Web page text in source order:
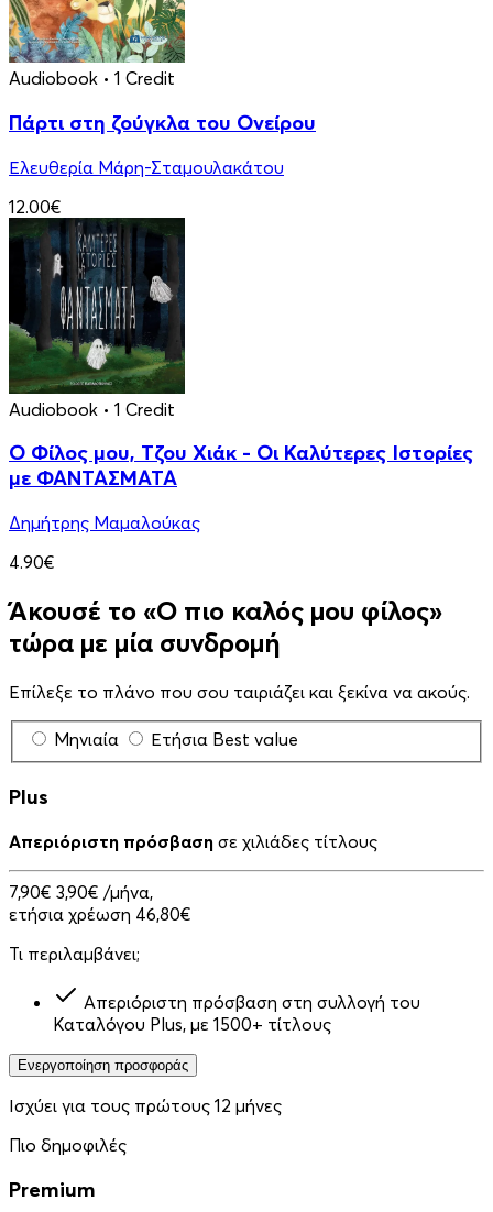
Audiobook • 1 Credit
Πάρτι στη ζούγκλα του Ονείρου
Ελευθερία Μάρη-Σταμουλακάτου
12.00€
Audiobook • 1 Credit
Ο Φίλος μου, Τζου Χιάκ - Οι Καλύτερες Ιστορίες
με ΦΑΝΤΑΣΜΑΤΑ
Δημήτρης Μαμαλούκας
4.90€
Άκουσέ το «Ο πιο καλός μου φίλος»
τώρα με μία συνδρομή
Επίλεξε το πλάνο που σου ταιριάζει και ξεκίνα να ακούς.
Μηνιαία Ετήσια Best value
Plus
Απεριόριστη πρόσβαση σε χιλιάδες τίτλους
7,90€ 3,90€ /μήνα,
ετήσια χρέωση 46,80€
Τι περιλαμβάνει;
Απεριόριστη πρόσβαση στη συλλογή του
Καταλόγου Plus, με 1500+ τίτλους
Ενεργοποίηση προσφοράς
Ισχύει για τους πρώτους 12 μήνες
Πιο δημοφιλές
Premium